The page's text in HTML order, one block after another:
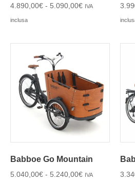
4.890,00€ - 5.090,00€ IVA
inclusa
Babboe Go Mountain
5.040,00€ - 5.240,00€ IVA